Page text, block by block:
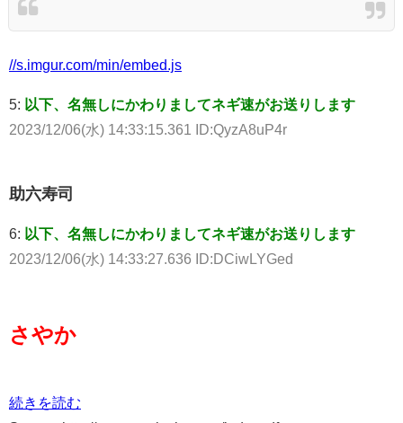
//s.imgur.com/min/embed.js
5: 以下、名無しにかわりましてネギ速がお送りします
2023/12/06(水) 14:33:15.361 ID:QyzA8uP4r
助六寿司
6: 以下、名無しにかわりましてネギ速がお送りします
2023/12/06(水) 14:33:27.636 ID:DCiwLYGed
さやか
続きを読む